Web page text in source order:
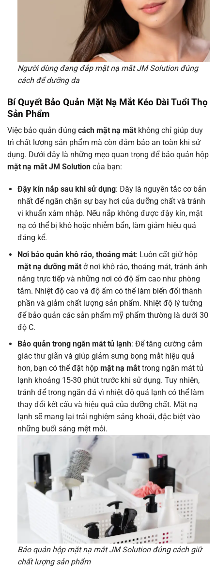
Người dùng đang đắp mặt nạ mắt JM Solution đúng
cách để dưỡng da
Bí Quyết Bảo Quản Mặt Nạ Mắt Kéo Dài Tuổi Thọ
Sản Phẩm
Việc bảo quản đúng cách mặt nạ mắt không chỉ giúp duy
trì chất lượng sản phẩm mà còn đảm bảo an toàn khi sử
dụng. Dưới đây là những mẹo quan trọng để bảo quản hộp
mặt nạ mắt JM Solution của bạn:
Đậy kín nắp sau khi sử dụng: Đây là nguyên tắc cơ bản
nhất để ngăn chặn sự bay hơi của dưỡng chất và tránh
vi khuẩn xâm nhập. Nếu nắp không được đậy kín, mặt
nạ có thể bị khô hoặc nhiễm bẩn, làm giảm hiệu quả
đáng kể.
Nơi bảo quản khô ráo, thoáng mát: Luôn cất giữ hộp
mặt nạ dưỡng mắtở nơi khô ráo, thoáng mát, tránh ánh
nắng trực tiếp và những nơi có độ ẩm cao như phòng
tắm. Nhiệt độ cao và độ ẩm có thể làm biến đổi thành
phần và giảm chất lượng sản phẩm. Nhiệt độ lý tưởng
để bảo quản các sản phẩm mỹ phẩm thường là dưới 30
độ C.
Bảo quản trong ngăn mát tủ lạnh: Để tăng cường cảm
giác thư giãn và giúp giảm sưng bọng mắt hiệu quả
hơn, bạn có thể đặt hộp mặt nạ mắttrong ngăn mát tủ
lạnh khoảng 15-30 phút trước khi sử dụng. Tuy nhiên,
tránh để trong ngăn đá vì nhiệt độ quá lạnh có thể làm
thay đổi kết cấu và hiệu quả của dưỡng chất. Mặt nạ
lạnh sẽ mang lại trải nghiệm sảng khoái, đặc biệt vào
những buổi sáng mệt mỏi.
Bảo quản hộp mặt nạ mắt JM Solution đúng cách giữ
chất lượng sản phẩm